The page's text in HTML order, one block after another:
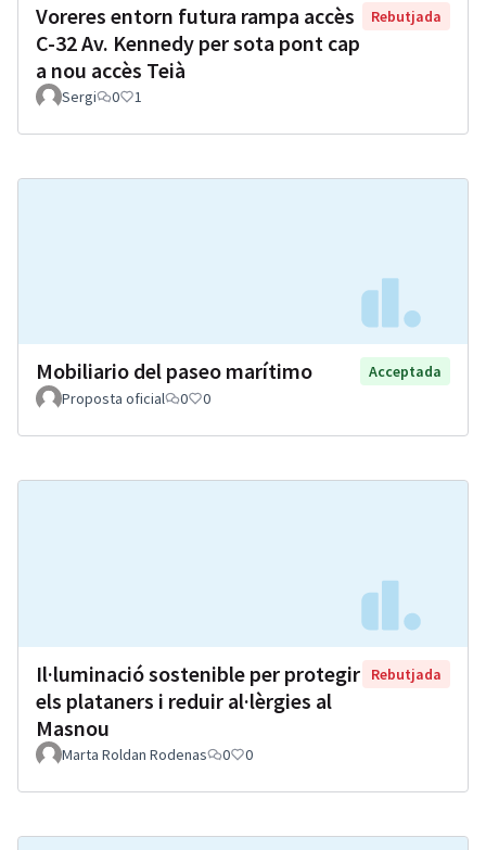
Voreres entorn futura rampa accès
C-32 Av. Kennedy per sota pont cap
a nou accès Teià
Rebutjada
Sergi 0 1
Mobiliario del paseo marítimo
Acceptada
Proposta oficial
0 0
Il·luminació sostenible per protegir
els plataners i reduir al·lèrgies al
Masnou
Rebutjada
Marta Roldan Rodenas 0 0